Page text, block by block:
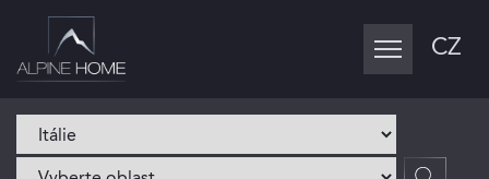
Toggle
navigation
CZ